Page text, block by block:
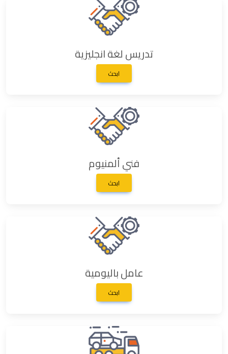
تدريس لغة انجليزية
ابحث
فني ألمنيوم
ابحث
عامل باليومية
ابحث